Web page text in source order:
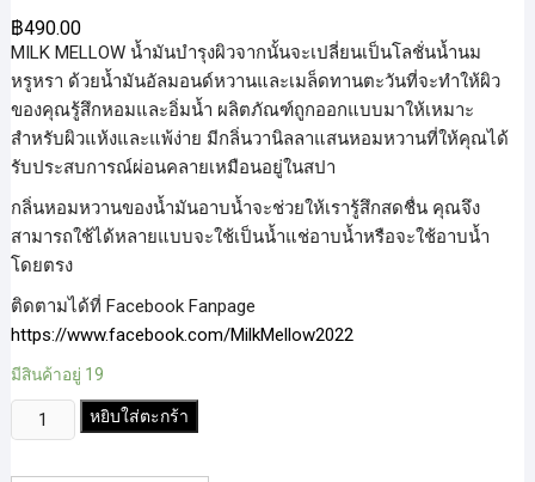
฿490.00
MILK MELLOW น้ำมันบำรุงผิวจากนั้นจะเปลี่ยนเป็นโลชั่นน้ำนม
หรูหรา ด้วยน้ำมันอัลมอนด์หวานและเมล็ดทานตะวันที่จะทำให้ผิว
ของคุณรู้สึกหอมและอิ่มน้ำ ผลิตภัณฑ์ถูกออกแบบมาให้เหมาะ
สำหรับผิวแห้งและแพ้ง่าย มีกลิ่นวานิลลาแสนหอมหวานที่ให้คุณได้
รับประสบการณ์ผ่อนคลายเหมือนอยู่ในสปา
กลิ่นหอมหวานของน้ำมันอาบน้ำจะช่วยให้เรารู้สึกสดชื่น คุณจึง
สามารถใช้ได้หลายแบบจะใช้เป็นน้ำแช่อาบน้ำหรือจะใช้อาบน้ำ
โดยตรง
ติดตามได้ที่ Facebook Fanpage
https://www.facebook.com/MilkMellow2022
มีสินค้าอยู่ 19
จำนวน
Milk
หยิบใส่ตะกร้า